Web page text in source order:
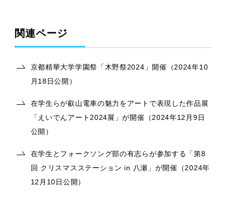
関連ページ
京都精華大学学園祭「木野祭2024」開催（2024年10
月18日公開）
在学生らが叡山電車の魅力をアートで表現した作品展
「えいでんアート2024展」が開催（2024年12月9日
公開）
在学生とフォークソング部の有志らが参加する「第8
回 クリスマスステーション in 八瀬」が開催（2024年
12月10日公開）